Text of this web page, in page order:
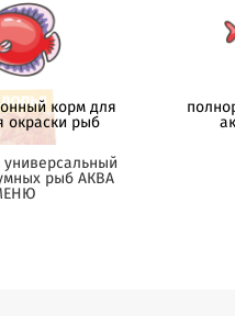
корм для
окраски рыб
рыб АКВА